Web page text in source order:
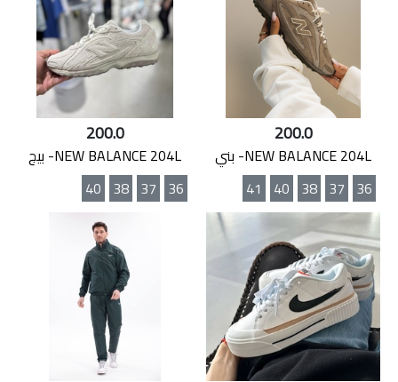
200.0
NEW BALANCE 204L- بني
36
37
38
40
41
200.0
NEW BALANCE 204L- بيج
36
37
38
40